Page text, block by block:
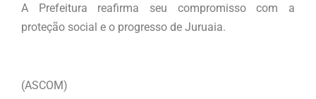
A Prefeitura reafirma seu compromisso com a
proteção social e o progresso de Juruaia.
(ASCOM)